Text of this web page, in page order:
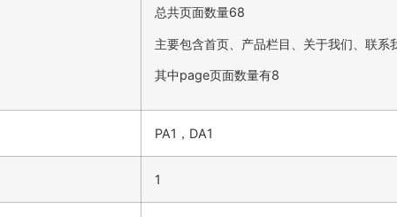
总共页面数量68
主要包含首页、产品栏目、关于我们、联系
其中page页面数量有8
PA1，DA1
1